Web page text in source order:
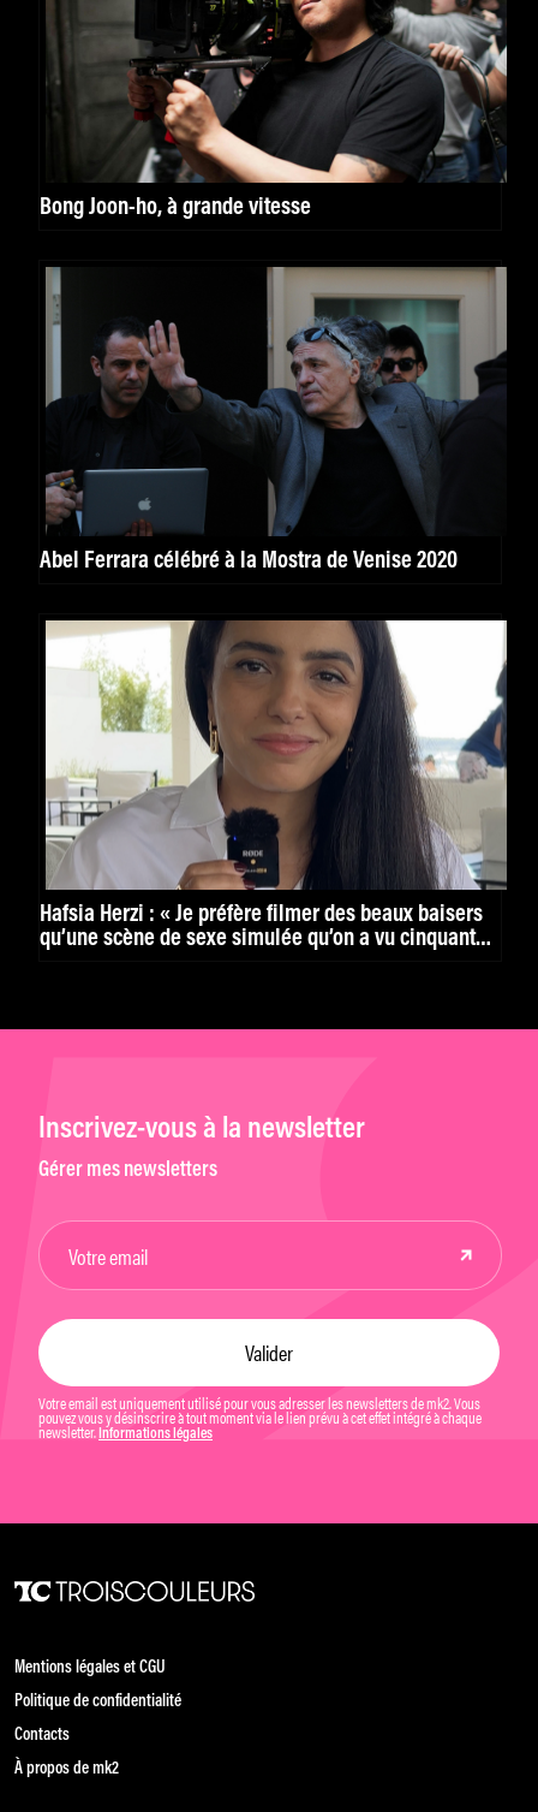
Bong Joon-ho, à grande vitesse
Abel Ferrara célébré à la Mostra de Venise 2020
Hafsia Herzi : « Je préfère filmer des beaux baisers
qu’une scène de sexe simulée qu’on a vu cinquante
Inscrivez-vous à la newsletter
Gérer mes newsletters
Votre email est uniquement utilisé pour vous adresser les newsletters de mk2. Vous
pouvez vous y désinscrire à tout moment via le lien prévu à cet effet intégré à chaque
newsletter. Informations légales
Mentions légales et CGU
Politique de confidentialité
Contacts
À propos de mk2